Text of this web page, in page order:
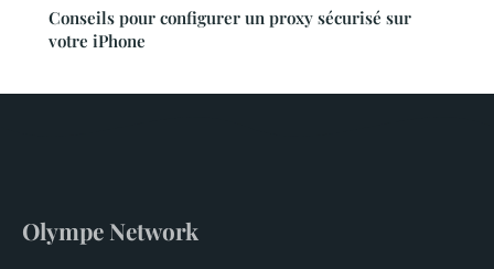
Conseils pour configurer un proxy sécurisé sur
votre iPhone
Olympe Network